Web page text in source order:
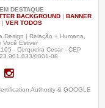
DESTAQUE
BACKGROUND | BANNER
| VER TODOS
| Relação + Humana,
Você Estiver
- Cerqueira Cesar - CEP
0001-08
Authority & GOOGLE